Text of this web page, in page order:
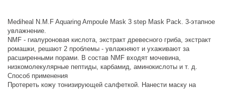
Mediheal N.M.F Aquaring Ampoule Mask 3 step Mask Pack. 3-этапное
увлажнение.
NMF - гиалуроновая кислота, экстракт древесного гриба, экстракт
ромашки, решают 2 проблемы - увлажняют и ухаживают за
расширенными порами. В состав NMF входят мочевина,
низкомолекулярные пептиды, карбамид, аминокислоты и т. д.
Способ применения
Протереть кожу тонизирующей салфеткой. Нанести маску на